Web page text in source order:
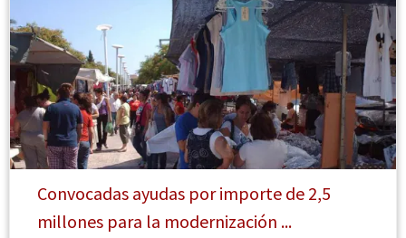
[Leer más]
Convocadas ayudas por importe de 2,5
millones para la modernización ...